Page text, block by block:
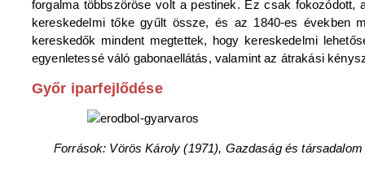
forgalma többszöröse volt a pestinek. Ez csak fokozódott,
kereskedelmi tőke gyűlt össze, és az 1840-es években
kereskedők mindent megtettek, hogy kereskedelmi
egyenletessé váló gabonaellátás, valamint az átrakási
Győr iparfejlődése
Források: Vörös Károly (1971), Gazdaság és